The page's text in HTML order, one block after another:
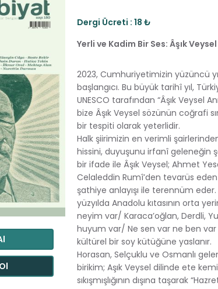
Dergi Ücreti : 18 ₺
Yerli ve Kadim Bir Ses: Âşık Veysel
2023, Cumhuriyetimizin yüzüncü
başlangıcı. Bu büyük tarihî yıl,
UNESCO tarafından “Âşık Veysel
bize Âşık Veysel sözünün coğrafi
bir tespiti olarak yeterlidir.
Halk şiirimizin en verimli
hissini, duyuşunu irfanî geleneğin
bir ifade ile Âşık Veysel; Ahmet
Celaleddin Rumî’den tevarüs
şathiye anlayışı ile terennüm
yüzyılda Anadolu kıtasının orta
neyim var/ Karaca’oğlan, Derdli,
huyum var/ Ne sen var ne ben
kültürel bir soy kütüğüne yaslanır.
Horasan, Selçuklu ve Osmanlı
birikim; Aşık Veysel dilinde ete
sıkışmışlığının dışına taşarak